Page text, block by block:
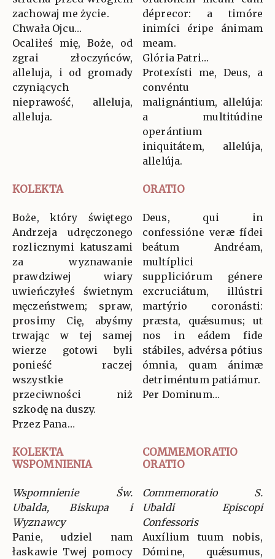
zachowaj me życie.
Chwała Ojcu…
Ocaliłeś mię, Boże, od
zgrai złoczyńców,
alleluja, i od gromady
czyniących
nieprawość, alleluja,
alleluja.
déprecor: a timóre
inimíci éripe ánimam
meam.
Glória Patri…
Protexísti me, Deus, a
convéntu
malignántium, allelúja:
a multitúdine
operántium
iniquitátem, allelúja,
allelúja.
KOLEKTA ORATIO
Boże, który świętego
Andrzeja udręczonego
rozlicznymi katuszami
za wyznawanie
prawdziwej wiary
uwieńczyłeś świetnym
męczeństwem; spraw,
prosimy Cię, abyśmy
trwając w tej samej
wierze gotowi byli
ponieść raczej
wszystkie
przeciwności niż
szkodę na duszy.
Przez Pana…
Deus, qui in
confessióne veræ fídei
beátum Andréam,
multíplici
suppliciórum génere
excruciátum, illústri
martýrio coronásti:
præsta, quǽsumus; ut
nos in eádem fide
stábiles, advérsa pótius
ómnia, quam ánimæ
detriméntum patiámur.
Per Dominum…
KOLEKTA
WSPOMNIENIA
COMMEMORATIO
ORATIO
Wspomnienie Św.
Ubalda, Biskupa i
Wyznawcy
Panie, udziel nam
łaskawie Twej pomocy
Commemoratio S.
Ubaldi Episcopi
Confessoris
Auxílium tuum nobis,
Dómine, quǽsumus,